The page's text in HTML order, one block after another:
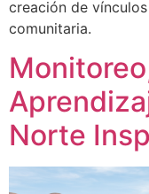
creación de
comunitaria.
Norte